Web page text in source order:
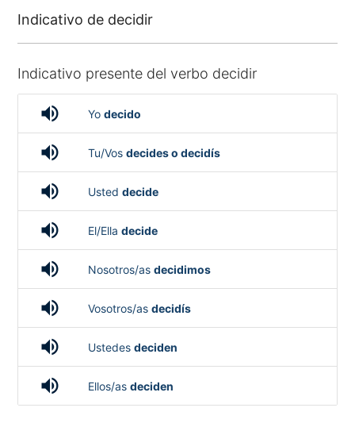
Indicativo de decidir
Indicativo presente del verbo decidir
volume_up Yo decido
volume_up Tu/Vos decides o decidís
volume_up Usted decide
volume_up El/Ella decide
volume_up Nosotros/as decidimos
volume_up Vosotros/as decidís
volume_up Ustedes deciden
volume_up Ellos/as deciden